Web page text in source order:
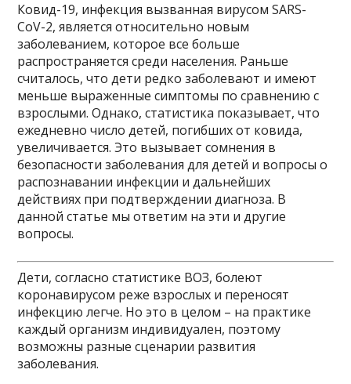
Ковид-19, инфекция вызванная вирусом SARS-
CoV-2, является относительно новым
заболеванием, которое все больше
распространяется среди населения. Раньше
считалось, что дети редко заболевают и имеют
меньше выраженные симптомы по сравнению с
взрослыми. Однако, статистика показывает, что
ежедневно число детей, погибших от ковида,
увеличивается. Это вызывает сомнения в
безопасности заболевания для детей и вопросы о
распознавании инфекции и дальнейших
действиях при подтверждении диагноза. В
данной статье мы ответим на эти и другие
вопросы.
Дети, согласно статистике ВОЗ, болеют
коронавирусом реже взрослых и переносят
инфекцию легче. Но это в целом – на практике
каждый организм индивидуален, поэтому
возможны разные сценарии развития
заболевания.